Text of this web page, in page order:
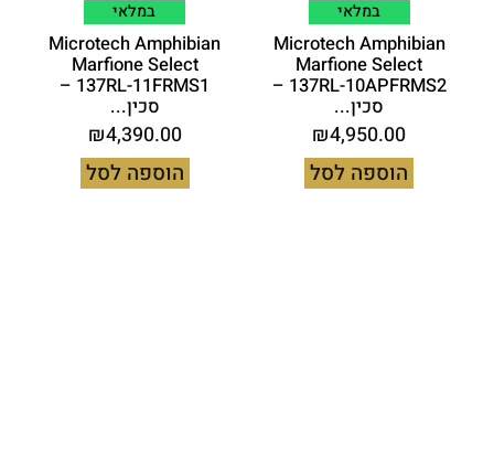
במלאי
Microtech Amphibian
Marfione Select
137RL-10APFRMS2 –
סכין...
₪4,950.00
הוספה לסל
במלאי
Microtech Amphibian
Marfione Select
137RL-11FRMS1 –
סכין...
₪4,390.00
הוספה לסל